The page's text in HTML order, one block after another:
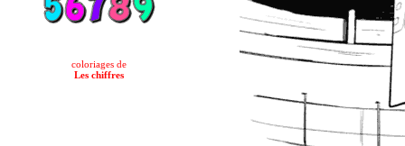
coloriages de
Les chiffres